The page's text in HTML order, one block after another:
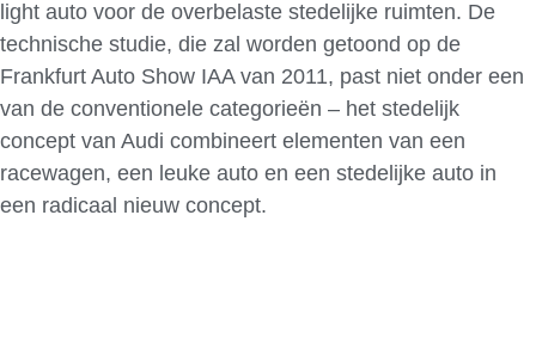
light auto voor de overbelaste stedelijke ruimten. De
technische studie, die zal worden getoond op de
Frankfurt Auto Show IAA van 2011, past niet onder een
van de conventionele categorieën – het stedelijk
concept van Audi combineert elementen van een
racewagen, een leuke auto en een stedelijke auto in
een radicaal nieuw concept.